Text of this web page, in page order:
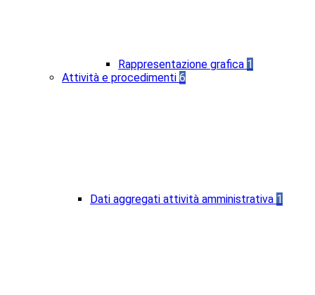
Rappresentazione grafica 1
Attività e procedimenti 6
Dati aggregati attività amministrativa 1